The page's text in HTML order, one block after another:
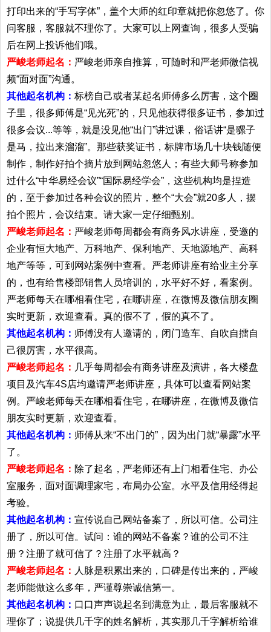
打印出来的“手写字体”，盖个大师的红印章就把你忽悠了。你
问客服，客服就不理你了。大家可以上网查询，很多人受骗
后在网上投诉他们哦。
严峻老师起名： 严峻老师亲自推算，可随时和严老师微信视
频“面对面”沟通。
其他起名机构： 标榜自己或者某起名师傅多么厉害，这个圈
子里，很多师傅是“见光死”的，只见他获得很多证书，参加过
很多会议...等等，就是没见他“出门”讲过课，俗话讲“是骡子
是马，拉出来溜溜”。那些获奖证书，标牌市场几十块钱随便
制作，制作好拍个摘片放到网站忽悠人；有些大师号称参加
过什么“中华易经会议”“国际易经学会”，这些机构均是捏造
的，至于参加过各种会议的照片，整个“大会”就20多人，摆
拍个照片，会议结束。请大家一定仔细甄别。
严峻老师起名： 严峻老师每周都会有商务风水讲座，受邀的
企业有恒大地产、万科地产、保利地产、天地源地产、高科
地产等等，可到网站案例中查看。严老师讲座有给业主分享
的，也有给售楼部销售人员培训的，水平好不好，看案例。
严老师每天在哪相看住宅，在哪讲座，在微博及微信朋友圈
实时更新，欢迎查看。真的假不了，假的真不了。
其他起名机构： 师傅没有人邀请的，闭门造车、自吹自擂自
己很厉害，水平很高。
严峻老师起名： 几乎每周都会有商务讲座及演讲，各大楼盘
项目及汽车4S店均邀请严老师讲座，具体可以查看网站案
例。严峻老师每天在哪相看住宅，在哪讲座，在微博及微信
朋友实时更新，欢迎查看。
其他起名机构： 师傅从来“不出门的”，因为出门就“暴露”水平
了。
严峻老师起名： 除了起名，严老师还有上门相看住宅、办公
室服务，面对面调理家宅，布局办公室。水平及信用经得起
考验。
其他起名机构： 宣传说自己网站备案了，所以可信。公司注
册了，所以可信。试问：谁的网站不备案？谁的公司不注
册？注册了就可信了？注册了水平就高？
严峻老师起名： 人脉是积累出来的，口碑是传出来的，严峻
老师能做这么多年，严谨尊崇诚信第一。
其他起名机构： 口口声声说起名到满意为止，最后客服就不
理你了；说提供几千字的姓名解析，其实那几千字解析给谁